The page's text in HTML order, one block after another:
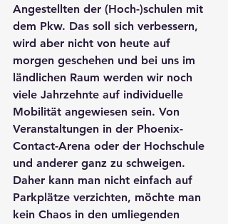
Angestellten der (Hoch-)schulen mit
dem Pkw. Das soll sich verbessern,
wird aber nicht von heute auf
morgen geschehen und bei uns im
ländlichen Raum werden wir noch
viele Jahrzehnte auf individuelle
Mobilität angewiesen sein. Von
Veranstaltungen in der Phoenix-
Contact-Arena oder der Hochschule
und anderer ganz zu schweigen.
Daher kann man nicht einfach auf
Parkplätze verzichten, möchte man
kein Chaos in den umliegenden